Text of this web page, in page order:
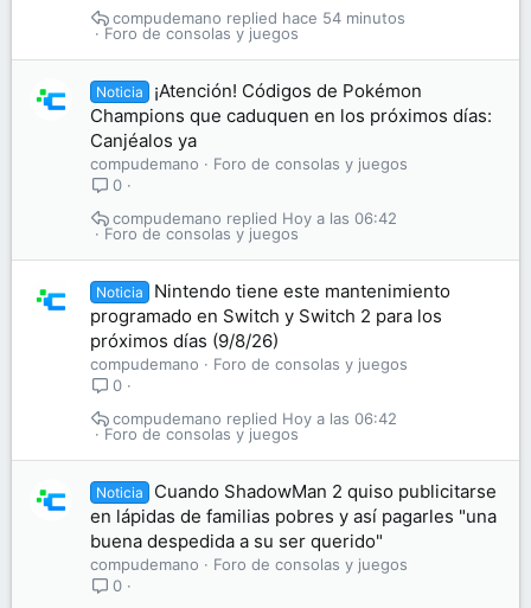
Foro de consolas y juegos
hace 54 minutos
compudemano
Noticia
¡Atención! Códigos de Pokémon
Champions que caduquen en los próximos días:
Canjéalos ya
compudemano
Foro de consolas y juegos
0
Foro de consolas y juegos
Hoy a las 06:42
compudemano
Noticia
Nintendo tiene este mantenimiento
programado en Switch y Switch 2 para los
próximos días (9/8/26)
compudemano
Foro de consolas y juegos
0
Foro de consolas y juegos
Hoy a las 06:42
compudemano
Noticia
Cuando ShadowMan 2 quiso publicitarse
en lápidas de familias pobres y así pagarles "una
buena despedida a su ser querido"
compudemano
Foro de consolas y juegos
0